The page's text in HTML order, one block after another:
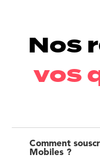
Nos
vos
Comment
Mobiles ?